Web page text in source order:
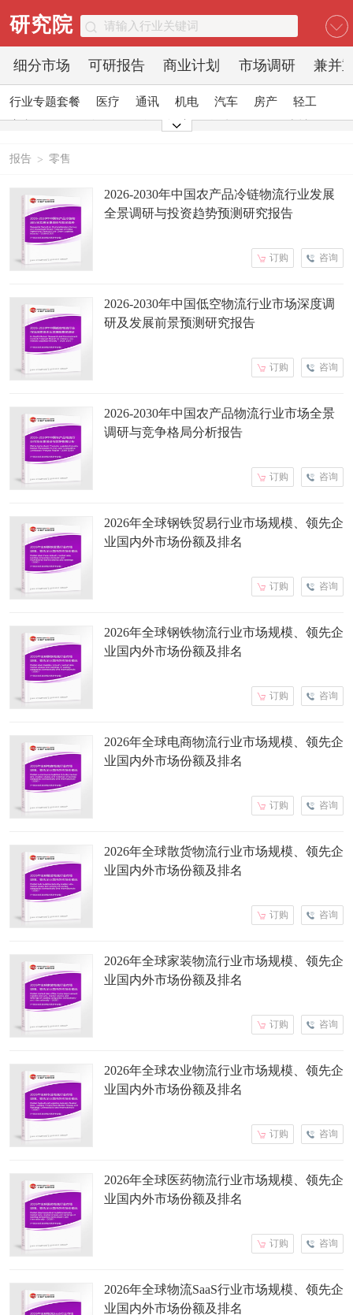
研究院
细分市场 可研报告 商业计划 市场调研 兼并
行业专题套餐 医疗 通讯 机电 汽车 房产
轻工
酒店
报告 > 零售
2026-2030年中国农产品冷链物流行业发展
全景调研与投资趋势预测研究报告
咨询
订购
2026-2030年中国低空物流行业市场深度调
研及发展前景预测研究报告
咨询
订购
2026-2030年中国农产品物流行业市场全景
调研与竞争格局分析报告
咨询
订购
2026年全球钢铁贸易行业市场规模、领先企
业国内外市场份额及排名
咨询
订购
2026年全球钢铁物流行业市场规模、领先企
业国内外市场份额及排名
咨询
订购
2026年全球电商物流行业市场规模、领先企
业国内外市场份额及排名
咨询
订购
2026年全球散货物流行业市场规模、领先企
业国内外市场份额及排名
咨询
订购
2026年全球家装物流行业市场规模、领先企
业国内外市场份额及排名
咨询
订购
2026年全球农业物流行业市场规模、领先企
业国内外市场份额及排名
咨询
订购
2026年全球医药物流行业市场规模、领先企
业国内外市场份额及排名
咨询
订购
2026年全球物流SaaS行业市场规模、领先企
业国内外市场份额及排名